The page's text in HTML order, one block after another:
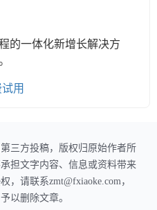
的一体化新增长解决方
用
三方投稿，版权归原始作者所
担文字内容、信息或资料带来
，请联系zmt@fxiaoke.com，
以删除文章。